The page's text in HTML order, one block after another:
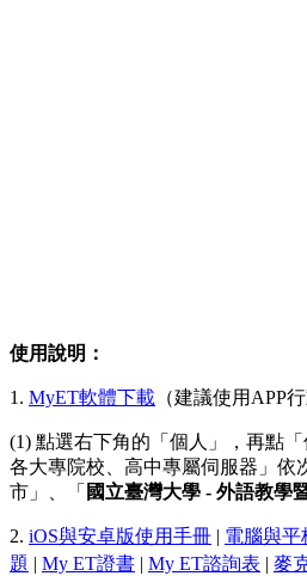
使用說明：
1. MyET軟體下載 （建議使用APP行
(1) 點選右下角的「個人」，再點
各大專院校、高中專屬伺服器」依
市」、「 國立臺灣大學 - 外語教學
2. iOS與安卓版使用手冊 | 電腦與平
題 | My ET證書 | My ET諮詢表 | 麥